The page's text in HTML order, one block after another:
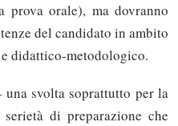
prova orale), ma dovranno
del candidato in ambito
didattico-metodologico.
svolta soprattutto per la
di preparazione che